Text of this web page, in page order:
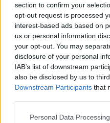
section to confirm your
opt-out request is processed
interest-based ads based on
us or personal information
your opt-out. You may
disclosure of your personal
IAB’s list of downstream
also be disclosed by us to
Downstream Participants that
Please note that this website/
Personal Data
Conserver les
nécessaires pour prouver
investissements effectués.
Consulter un
comptable ou un
conformité de ses choix.
En suivant ces bonnes
bénéficier des avantages
risques de redressement.